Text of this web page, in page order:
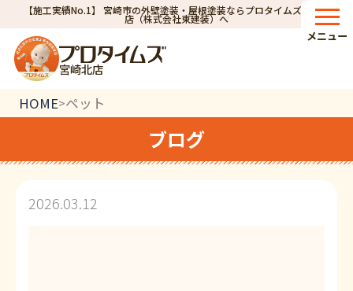
【施工実績No.1】 宮崎市の外壁塗装・屋根塗装ならプロタイムズ宮崎北
店（株式会社東建装）へ
宮崎北店
メニュー
HOME>ペット
ブログ
2026.03.12